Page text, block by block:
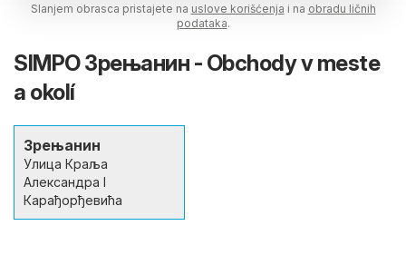
Slanjem obrasca pristajete na uslove korišćenja i na obradu ličnih
podataka.
SIMPO Зрењанин - Obchody v meste
a okolí
Зрењанин
Улица Краља
Александра I
Карађорђевића